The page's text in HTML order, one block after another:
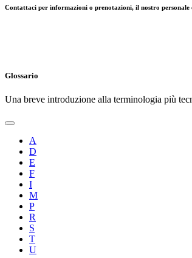
Contattaci per informazioni o prenotazioni, il nostro personale
Glossario
Una breve introduzione alla terminologia più
A
D
E
F
I
M
P
R
S
T
U